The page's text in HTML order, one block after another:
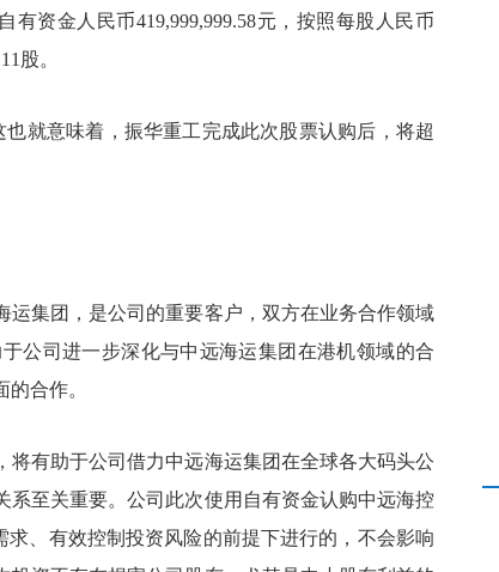
资金人民币419,999,999.58元，按照每股人民币
股。
就意味着，振华重工完成此次股票认购后，将超
集团，是公司的重要客户，双方在业务合作领域
公司进一步深化与中远海运集团在港机领域的合
合作。
有助于公司借力中远海运集团在全球各大码头公
至关重要。公司此次使用自有资金认购中远海控
、有效控制投资风险的前提下进行的，不会影响